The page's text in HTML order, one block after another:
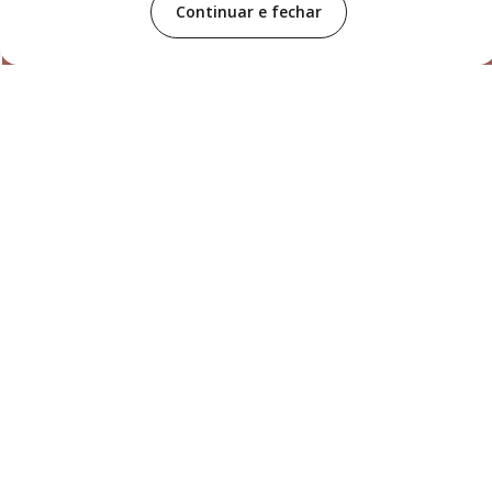
Continuar e fechar